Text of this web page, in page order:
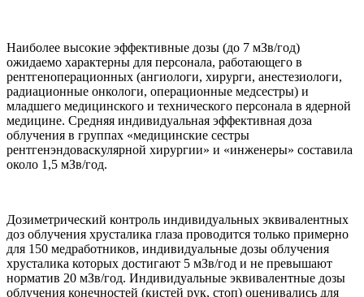
Наиболее высокие эффективные дозы (до 7 мЗв/год)
ожидаемо характерны для персонала, работающего в
рентгеноперационных (ангиологи, хирурги, анестезиологи,
радиационные онкологи, операционные медсестры) и
младшего медицинского и технического персонала в ядерной
медицине. Средняя индивидуальная эффективная доза
облучения в группах «медицинские сестры
рентгенэндоваскулярной хирургии» и «инженеры» составила
около 1,5 мЗв/год.
Дозиметрический контроль индивидуальных эквивалентных
доз облучения хрусталика глаза проводится только примерно
для 150 медработников, индивидуальные дозы облучения
хрусталика которых достигают 5 мЗв/год и не превышают
норматив 20 мЗв/год. Индивидуальные эквивалентные дозы
облучения конечностей (кистей рук, стоп) оценивались для